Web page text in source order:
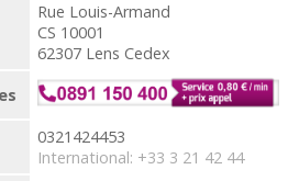
Rue Louis-Armand
CS 10001
62307 Lens Cedex
0321424453
International: +33 3 21 42 44